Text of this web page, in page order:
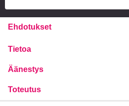
Ehdotukset
Tietoa
Äänestys
Toteutus